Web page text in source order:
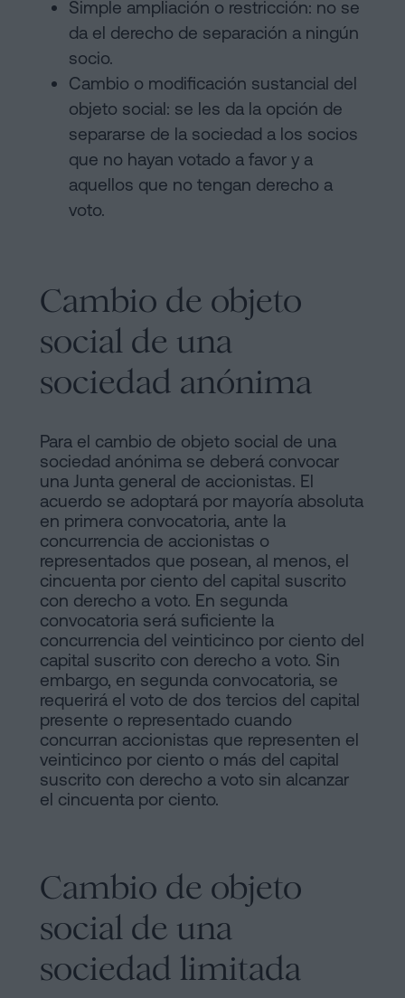
Simple ampliación o restricción: no se
da el derecho de separación a ningún
socio.
Cambio o modificación sustancial del
objeto social: se les da la opción de
separarse de la sociedad a los socios
que no hayan votado a favor y a
aquellos que no tengan derecho a
voto.
Cambio de objeto
social de una
sociedad anónima
Para el cambio de objeto social de una
sociedad anónima se deberá convocar
una Junta general de accionistas. El
acuerdo se adoptará por mayoría absoluta
en primera convocatoria, ante la
concurrencia de accionistas o
representados que posean, al menos, el
cincuenta por ciento del capital suscrito
con derecho a voto. En segunda
convocatoria será suficiente la
concurrencia del veinticinco por ciento del
capital suscrito con derecho a voto. Sin
embargo, en segunda convocatoria, se
requerirá el voto de dos tercios del capital
presente o representado cuando
concurran accionistas que representen el
veinticinco por ciento o más del capital
suscrito con derecho a voto sin alcanzar
el cincuenta por ciento.
Cambio de objeto
social de una
sociedad limitada